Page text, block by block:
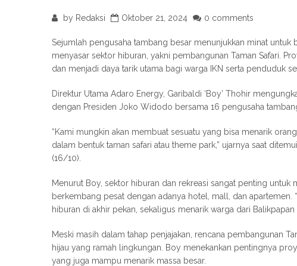
by Redaksi Oktober 21, 2024 0 comments
Sejumlah pengusaha tambang besar menunjukkan minat untuk
menyasar sektor hiburan, yakni pembangunan Taman Safari.
dan menjadi daya tarik utama bagi warga IKN serta penduduk
Direktur Utama Adaro Energy, Garibaldi ‘Boy’ Thohir
dengan Presiden Joko Widodo bersama 16 pengusaha
“Kami mungkin akan membuat sesuatu yang bisa menarik
dalam bentuk taman safari atau theme park,” ujarnya saat
(16/10).
Menurut Boy, sektor hiburan dan rekreasi sangat penting
berkembang pesat dengan adanya hotel, mall, dan apartemen.
hiburan di akhir pekan, sekaligus menarik warga dari
Meski masih dalam tahap penjajakan, rencana pembangunan
hijau yang ramah lingkungan. Boy menekankan pentingnya
yang juga mampu menarik massa besar.